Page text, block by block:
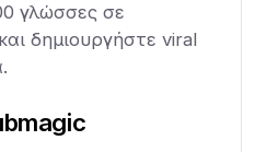
γλώσσες σε
δημιουργήστε viral